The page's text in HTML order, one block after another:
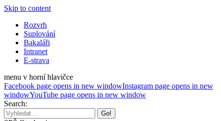
Skip to content
Rozvrh
Suplování
Bakaláři
Intranet
E-strava
menu v horní hlavičce
Facebook page opens in new windowInstagram page opens in new
windowYouTube page opens in new window
Search: